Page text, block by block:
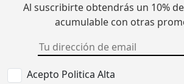
Al suscribirte obtendrás un 10%
acumulable con otras
Acepto Politica Alta